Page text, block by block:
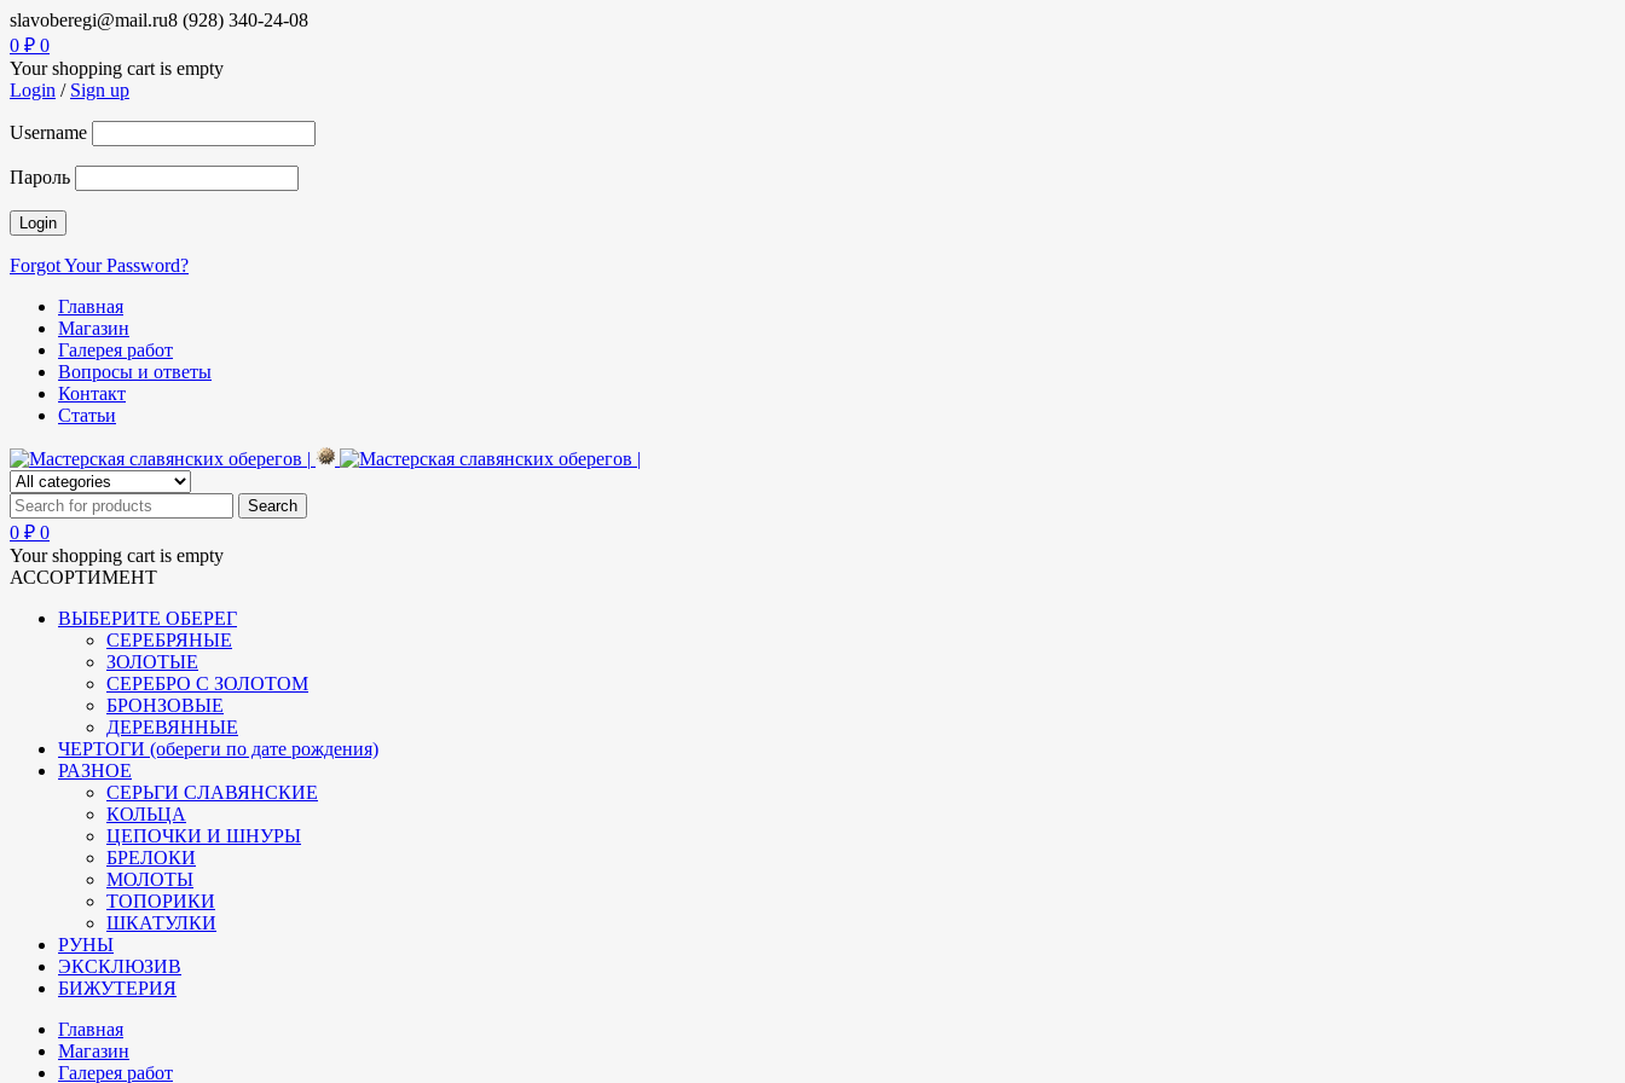
slavoberegi@mail.ru8 (928) 340-24-08
0 ₽ 0
Your shopping cart is empty
Login / Sign up
Username
Пароль
Forgot Your Password?
Главная
Магазин
Галерея работ
Вопросы и ответы
Контакт
Статьи
0 ₽ 0
Your shopping cart is empty
АССОРТИМЕНТ
ВЫБЕРИТЕ ОБЕРЕГ
СЕРЕБРЯНЫЕ
ЗОЛОТЫЕ
СЕРЕБРО С ЗОЛОТОМ
БРОНЗОВЫЕ
ДЕРЕВЯННЫЕ
ЧЕРТОГИ (обереги по дате рождения)
РАЗНОЕ
СЕРЬГИ СЛАВЯНСКИЕ
КОЛЬЦА
ЦЕПОЧКИ И ШНУРЫ
БРЕЛОКИ
МОЛОТЫ
ТОПОРИКИ
ШКАТУЛКИ
РУНЫ
ЭКСКЛЮЗИВ
БИЖУТЕРИЯ
Главная
Магазин
Галерея работ